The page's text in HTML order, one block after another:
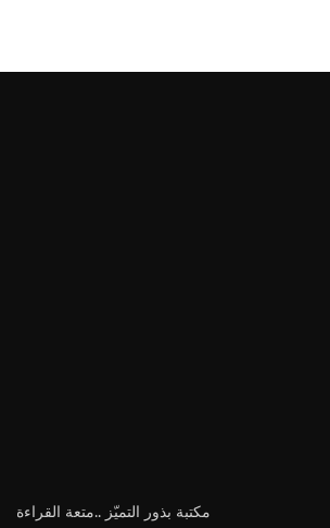
مكتبة بذور التميّز ..متعة القراءة